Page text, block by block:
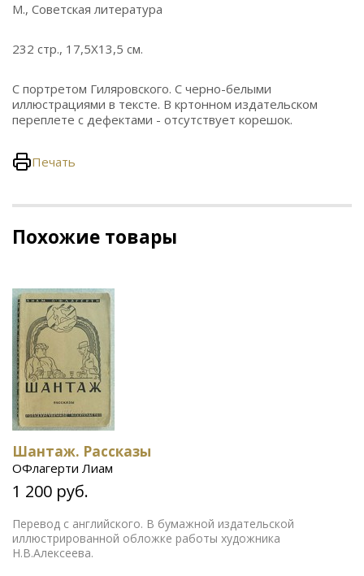
М., Советская литература
232 стр., 17,5Х13,5 см.
С портретом Гиляровского. С черно-белыми
иллюстрациями в тексте. В кртонном издательском
переплете с дефектами - отсутствует корешок.
Печать
Похожие товары
Шантаж. Рассказы
ОФлагерти Лиам
1 200 руб.
Перевод с английского. В бумажной издательской
иллюстрированной обложке работы художника
Н.В.Алексеева.